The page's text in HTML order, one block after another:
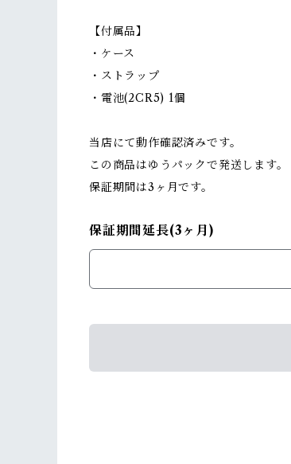
【付属品】
・ケース
・ストラップ
・電池(2CR5) 1個
当店にて動作確認済みです。
この商品はゆうパックで発送します。
保証期間は3ヶ月です。
保証期間延長(3ヶ月)